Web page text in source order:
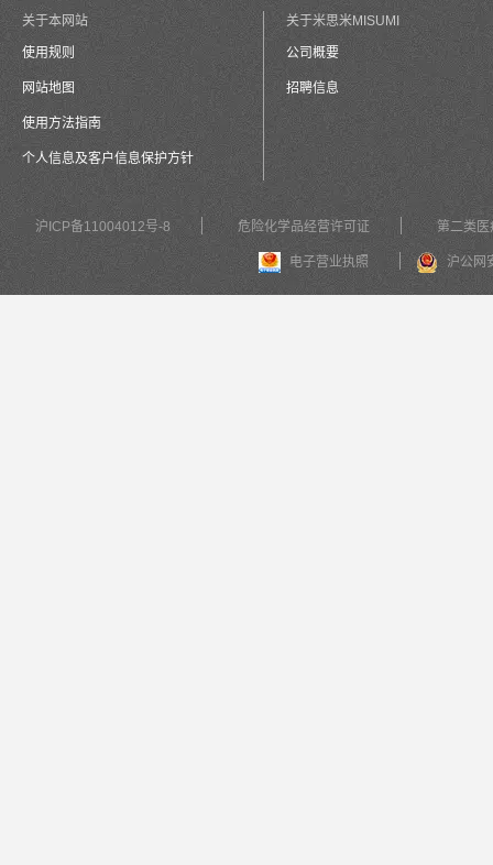
关于本网站
使用规则
网站地图
使用方法指南
个人信息及客户信息保护方针
关于米思米MISUMI
公司概要
招聘信息
沪ICP备11004012号-8 危险化学品经营许可证 第二类医
电子营业执照 沪公网